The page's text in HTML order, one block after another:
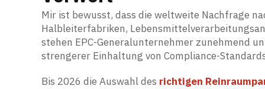
Mir ist bewusst, dass die weltweite Nachfrage
Halbleiterfabriken,
stehen EPC-Generalunternehmer zunehmend
strengerer Einhaltung von Compliance-
Bis 2026 die Auswahl des richtigen